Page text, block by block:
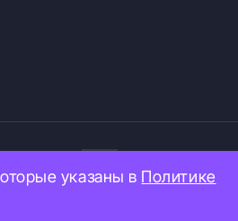
указаны в Политике